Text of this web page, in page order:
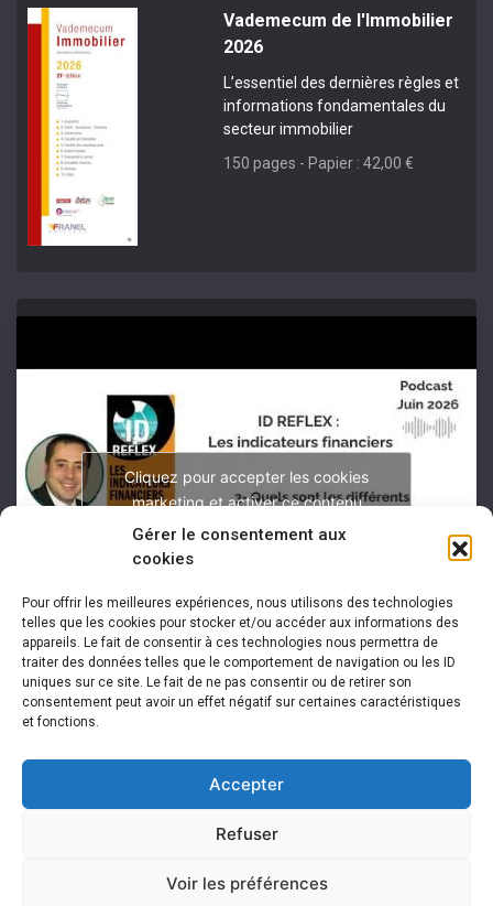
Gérer le consentement aux
cookies
Pour offrir les meilleures expériences, nous utilisons des technologies
telles que les cookies pour stocker et/ou accéder aux informations des
appareils. Le fait de consentir à ces technologies nous permettra de
traiter des données telles que le comportement de navigation ou les ID
uniques sur ce site. Le fait de ne pas consentir ou de retirer son
consentement peut avoir un effet négatif sur certaines caractéristiques
et fonctions.
Accepter
Refuser
Voir les préférences
Vademecum de l'Immobilier
2026
L’essentiel des dernières règles et
informations fondamentales du
secteur immobilier
150 pages - Papier : 42,00 €
Cliquez pour accepter les cookies
marketing et activer ce contenu